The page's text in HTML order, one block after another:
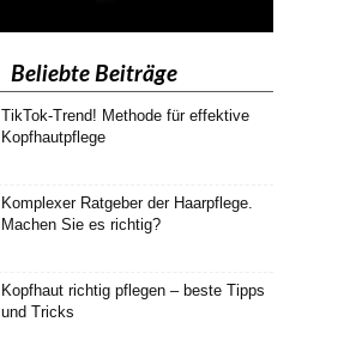
Beliebte Beiträge
TikTok-Trend! Methode für effektive
Kopfhautpflege
Komplexer Ratgeber der Haarpflege.
Machen Sie es richtig?
Kopfhaut richtig pflegen – beste Tipps
und Tricks